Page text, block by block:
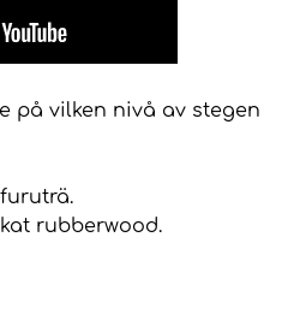
på vilken nivå av stegen
rubberwood.